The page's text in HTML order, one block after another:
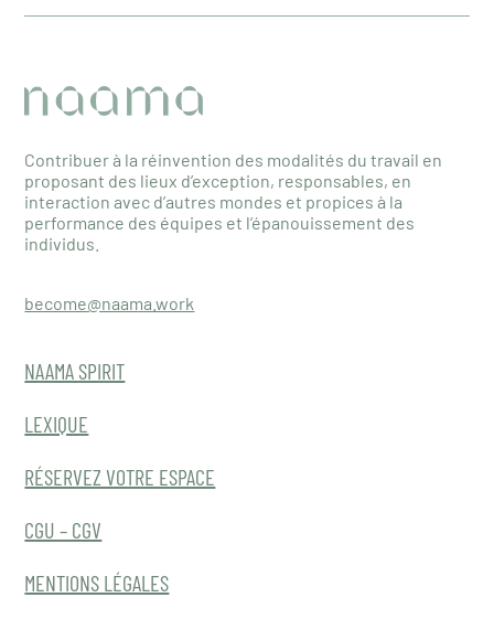
Contribuer à la réinvention des modalités du travail en
proposant des lieux d’exception, responsables, en
interaction avec d’autres mondes et propices à la
performance des équipes et l’épanouissement des
individus.
become@naama.work
NAAMA SPIRIT
LEXIQUE
RÉSERVEZ VOTRE ESPACE
CGU – CGV
MENTIONS LÉGALES